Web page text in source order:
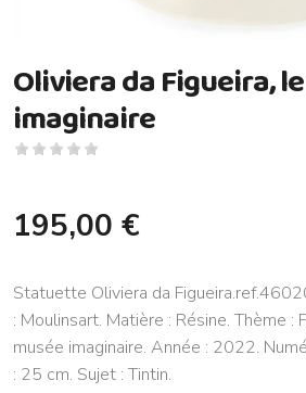
Oliviera da Figueira,
imaginaire
195,00 €
Statuette Oliviera da
: Moulinsart. Matière : Résine. Thème :
musée imaginaire. Année : 2022.
: 25 cm. Sujet : Tintin.